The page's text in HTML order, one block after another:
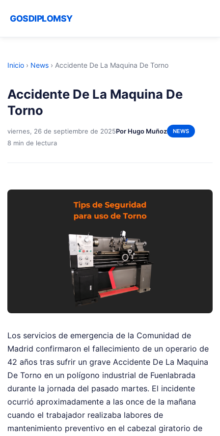
GOSDIPLOMSY
Inicio › News › Accidente De La Maquina De Torno
Accidente De La Maquina De
Torno
viernes, 26 de septiembre de 2025Por Hugo Muñoz NEWS
8 min de lectura
Los servicios de emergencia de la Comunidad de
Madrid confirmaron el fallecimiento de un operario de
42 años tras sufrir un grave Accidente De La Maquina
De Torno en un polígono industrial de Fuenlabrada
durante la jornada del pasado martes. El incidente
ocurrió aproximadamente a las once de la mañana
cuando el trabajador realizaba labores de
mantenimiento preventivo en el cabezal giratorio de